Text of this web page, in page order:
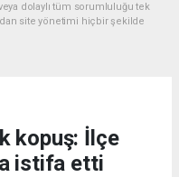
dolaylı tüm sorumluluğu tek
site yönetimi hiçbir şekilde
kopuş: İlçe
istifa etti